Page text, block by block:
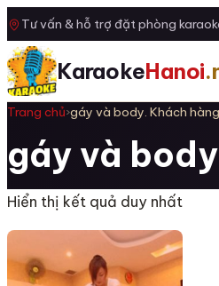
Tư vấn & hỗ trợ đặt phòng
KaraokeHanoi
Trang chủ›gáy và body. Khách
gáy và
Hiển thị kết quả duy nhất